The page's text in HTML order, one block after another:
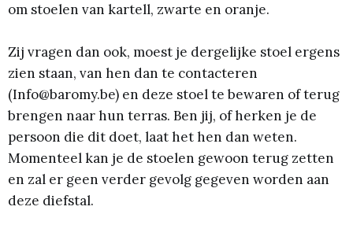
om stoelen van kartell, zwarte en oranje.
Zij vragen dan ook, moest je dergelijke stoel ergens
zien staan, van hen dan te contacteren
(Info@baromy.be) en deze stoel te bewaren of terug
brengen naar hun terras. Ben jij, of herken je de
persoon die dit doet, laat het hen dan weten.
Momenteel kan je de stoelen gewoon terug zetten
en zal er geen verder gevolg gegeven worden aan
deze diefstal.